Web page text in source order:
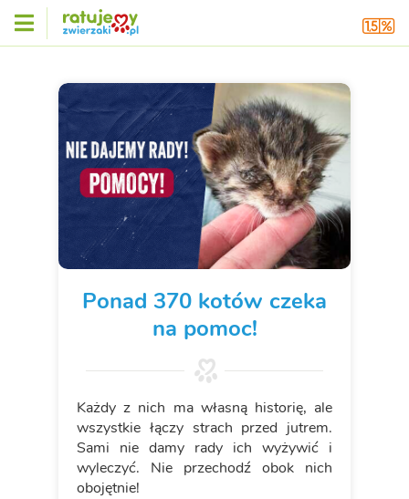
Ponad 370 kotów czeka
na pomoc!
Każdy z nich ma własną historię, ale
wszystkie łączy strach przed jutrem.
Sami nie damy rady ich wyżywić i
wyleczyć. Nie przechodź obok nich
obojętnie!